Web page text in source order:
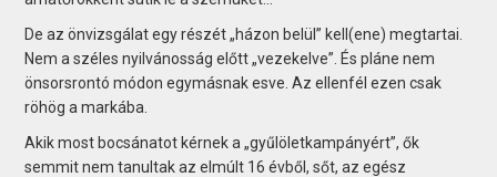
De az önvizsgálat egy részét „házon belül” kell(ene) megtartai.
Nem a széles nyilvánosság előtt „vezekelve”. És pláne nem
önsorsrontó módon egymásnak esve. Az ellenfél ezen csak
röhög a markába.
Akik most bocsánatot kérnek a „gyűlöletkampányért”, ők
semmit nem tanultak az elmúlt 16 évből, sőt, az egész